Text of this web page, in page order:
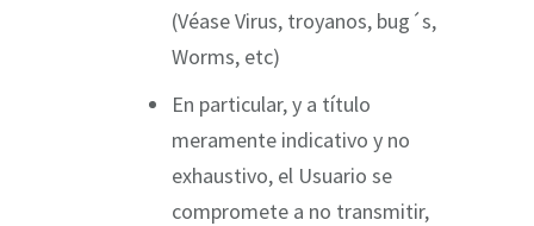
(Véase Virus, troyanos, bug´s,
Worms, etc)
En particular, y a título
meramente indicativo y no
exhaustivo, el Usuario se
compromete a no transmitir,